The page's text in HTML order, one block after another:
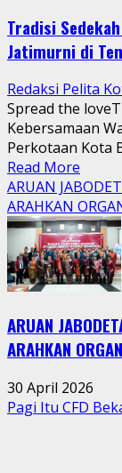
Tradisi
Jatimurni di
Redaksi Pelita
Spread the
Kebersamaan
Perkotaan Kota
Read More
more
about
Tradisi
Bumi
di
Tengah
ARUAN
ARAHKAN
ARUAN
ARAHKAN
30 April 2026
Pagi Itu CFD